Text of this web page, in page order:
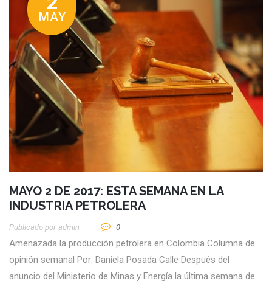
MAY
MAYO 2 DE 2017: ESTA SEMANA EN LA
INDUSTRIA PETROLERA
Publicado por Admin 0
Amenazada la producción petrolera en Colombia Columna de
opinión semanal Por: Daniela Posada Calle Después del
anuncio del Ministerio de Minas y Energía la última semana de